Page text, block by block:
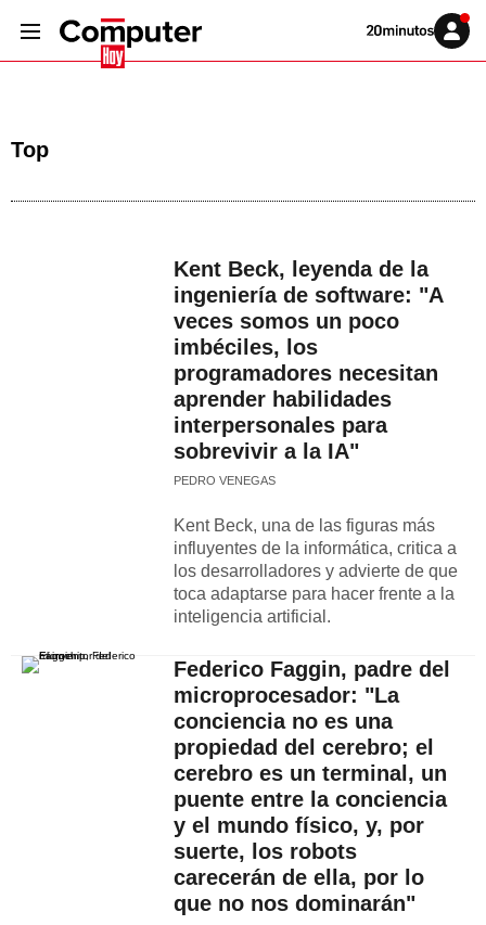
Volver
Iniciar
sesión
Top
Kent Beck, leyenda de la
ingeniería de software: "A
veces somos un poco
imbéciles, los
programadores necesitan
aprender habilidades
interpersonales para
sobrevivir a la IA"
PEDRO VENEGAS
Kent Beck, una de las figuras más
influyentes de la informática, critica a
los desarrolladores y advierte de que
toca adaptarse para hacer frente a la
inteligencia artificial.
Federico Faggin, padre del
microprocesador: "La
conciencia no es una
propiedad del cerebro; el
cerebro es un terminal, un
puente entre la conciencia
y el mundo físico, y, por
suerte, los robots
carecerán de ella, por lo
que no nos dominarán"